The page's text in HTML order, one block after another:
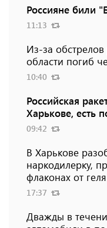
Россияне били
11:13
Из-за
области погиб
10:40
Российская
Харькове, есть
09:42
В Харькове
наркодилерку,
флаконах от
17:37
Дважды в